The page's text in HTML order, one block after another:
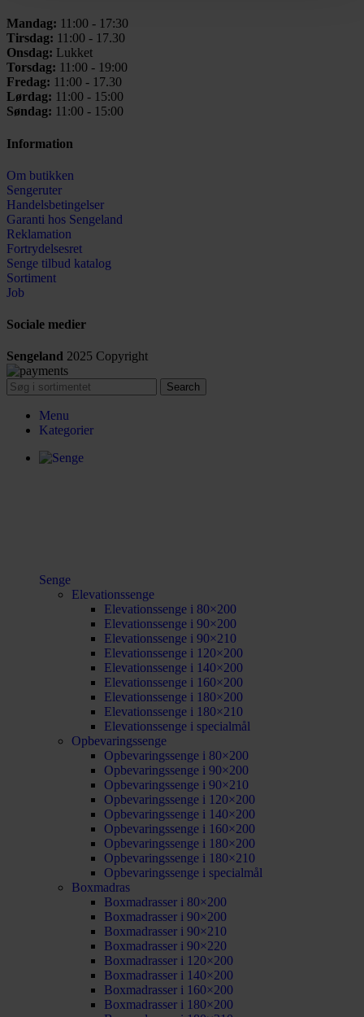
Mandag: 11:00 - 17:30
Tirsdag: 11:00 - 17.30
Onsdag: Lukket
Torsdag: 11:00 - 19:00
Fredag: 11:00 - 17.30
Lørdag: 11:00 - 15:00
Søndag: 11:00 - 15:00
Information
Om butikken
Sengeruter
Handelsbetingelser
Garanti hos Sengeland
Reklamation
Fortrydelsesret
Senge tilbud katalog
Sortiment
Job
Sociale medier
Sengeland 2025 Copyright
Search
Menu
Kategorier
Senge
Elevationssenge
Elevationssenge i 80×200
Elevationssenge i 90×200
Elevationssenge i 90×210
Elevationssenge i 120×200
Elevationssenge i 140×200
Elevationssenge i 160×200
Elevationssenge i 180×200
Elevationssenge i 180×210
Elevationssenge i specialmål
Opbevaringssenge
Opbevaringssenge i 80×200
Opbevaringssenge i 90×200
Opbevaringssenge i 90×210
Opbevaringssenge i 120×200
Opbevaringssenge i 140×200
Opbevaringssenge i 160×200
Opbevaringssenge i 180×200
Opbevaringssenge i 180×210
Opbevaringssenge i specialmål
Boxmadras
Boxmadrasser i 80×200
Boxmadrasser i 90×200
Boxmadrasser i 90×210
Boxmadrasser i 90×220
Boxmadrasser i 120×200
Boxmadrasser i 140×200
Boxmadrasser i 160×200
Boxmadrasser i 180×200